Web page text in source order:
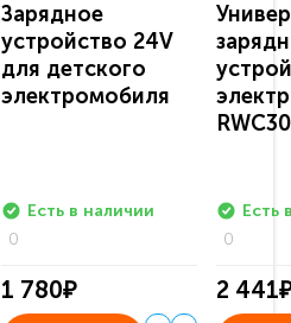
Зарядное
устройство 24V
для детского
электромобиля
Есть в наличии
0
1 780₽
Есть
0
2